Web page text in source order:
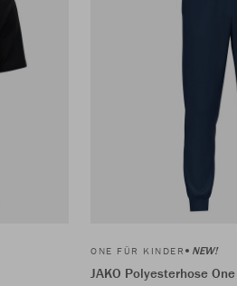
ONE FÜR KINDER NEW!
JAKO Polyesterhose One